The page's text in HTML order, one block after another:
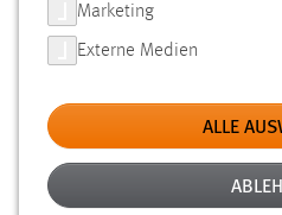
FILTER
Typ
Erstellungsdatum
Marketing
Externe Medien
ALLE